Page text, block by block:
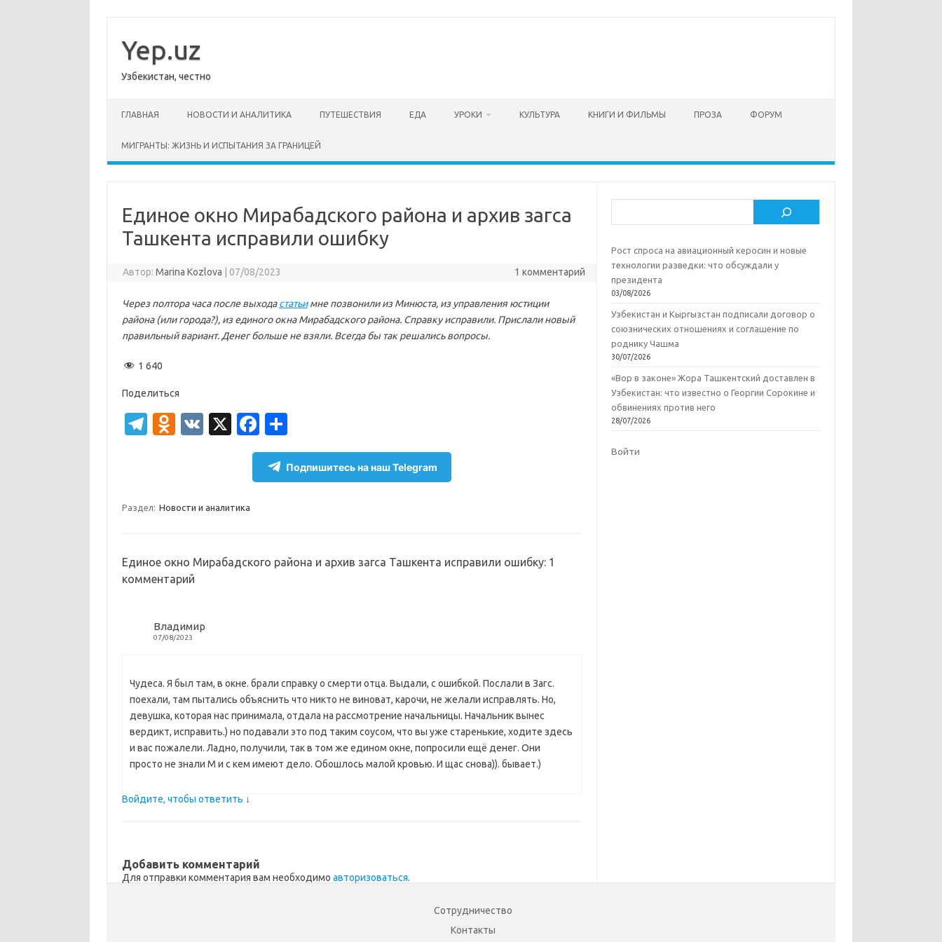
содержимому
Yep.uz
Узбекистан, честно
ГЛАВНАЯ НОВОСТИ И АНАЛИТИКА ПУТЕШЕСТВИЯ ЕДА УРОКИ КУЛЬТУРА КНИГИ И ФИЛЬМЫ ПРОЗА ФОРУМ
МИГРАНТЫ: ЖИЗНЬ И ИСПЫТАНИЯ ЗА ГРАНИЦЕЙ
Единое окно Мирабадского района и архив загса
Ташкента исправили ошибку
Автор: Marina Kozlova 07/08/2023 1 комментарий
Через полтора часа после выходастатьимне позвонили из Минюста, из управления юстиции
района (или города?), из единого окна Мирабадского района. Справку исправили. Прислали новый
правильный вариант. Денег больше не взяли. Всегда бы так решались вопросы.
1 640
Поделиться
T
a
O
kl
sn
ik
V
X
Fa
c
e
k
т
п
и
Подпишитесь на наш Telegram
Раздел: Новости и аналитика
Единое окно Мирабадского района и архив загса Ташкента исправили ошибку: 1
комментарий
Владимир
07/08/2023
Чудеса. Я был там, в окне. брали справку о смерти отца. Выдали, с ошибкой. Послали в Загс.
поехали, там пытались объяснить что никто не виноват, карочи, не желали исправлять. Но,
девушка, которая нас принимала, отдала на рассмотрение начальницы. Начальник вынес
вердикт, исправить.) но подавали это под таким соусом, что вы уже старенькие, ходите здесь
и вас пожалели. Ладно, получили, так в том же едином окне, попросили ещё денег. Они
просто не знали М и с кем имеют дело. Обошлось малой кровью. И щас снова)). бывает.)
Войдите, чтобы ответить ↓
Добавить комментарий
Для отправки комментария вам необходимо авторизоваться.
Рост спроса на авиационный керосин и новые
технологии разведки: что обсуждали у
президента
03/08/2026
Узбекистан и Кыргызстан подписали договор о
союзнических отношениях и соглашение по
роднику Чашма
30/07/2026
«Вор в законе» Жора Ташкентский доставлен в
Узбекистан: что известно о Георгии Сорокине и
обвинениях против него
28/07/2026
Войти
Сотрудничество
Контакты